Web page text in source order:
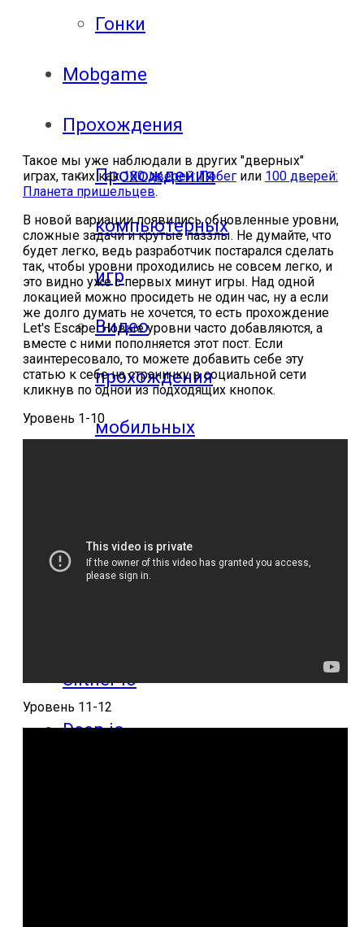
Гонки
Mobgame
Прохождения
Прохождения
компьютерных
игр
Видео
прохождения
мобильных
ответы
Slither io
Deep io
Такое мы уже наблюдали в других "дверных"
играх, таких как100 дверей: Побег или 100 дверей:
Планета пришельцев.
В новой вариации появились обновленные уровни,
сложные задачи и крутые паззлы. Не думайте, что
будет легко, ведь разработчик постарался сделать
так, чтобы уровни проходились не совсем легко, и
это видно уже с первых минут игры. Над одной
локацией можно просидеть не один час, ну а если
же долго думать не хочется, то есть прохождение
Let's Escape. Новые уровни часто добавляются, а
вместе с ними пополняется этот пост. Если
заинтересовало, то можете добавить себе эту
статью к себе на страничку в социальной сети
кликнув по одной из подходящих кнопок.
Уровень 1-10
Уровень 11-12